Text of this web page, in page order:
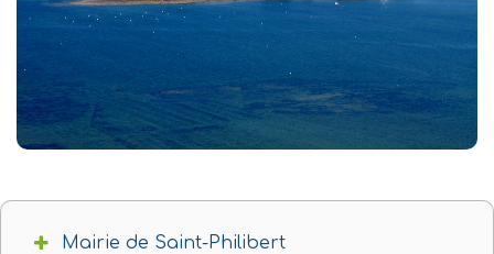
Mairie de Saint-Philibert